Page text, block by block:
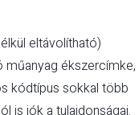
eltávolítható)
ékszercímke,
kódtípus sokkal több
is jók a tulajdonságai.